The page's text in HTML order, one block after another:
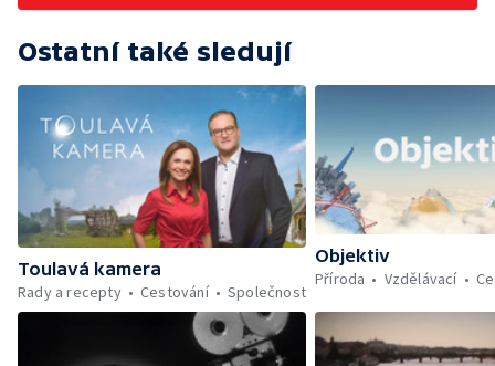
Ostatní také sledují
Toulavá kamera
Rady a recepty
Cestování Společnost
Objektiv
Příroda
Vzdělávací